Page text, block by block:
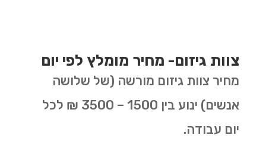
צוות גיזום- מחיר מומלץ לפי יום
מחיר צוות גיזום מורשה (של שלושה
אנשים) ינוע בין 1500 – 3500 ₪ לכל
יום עבודה.